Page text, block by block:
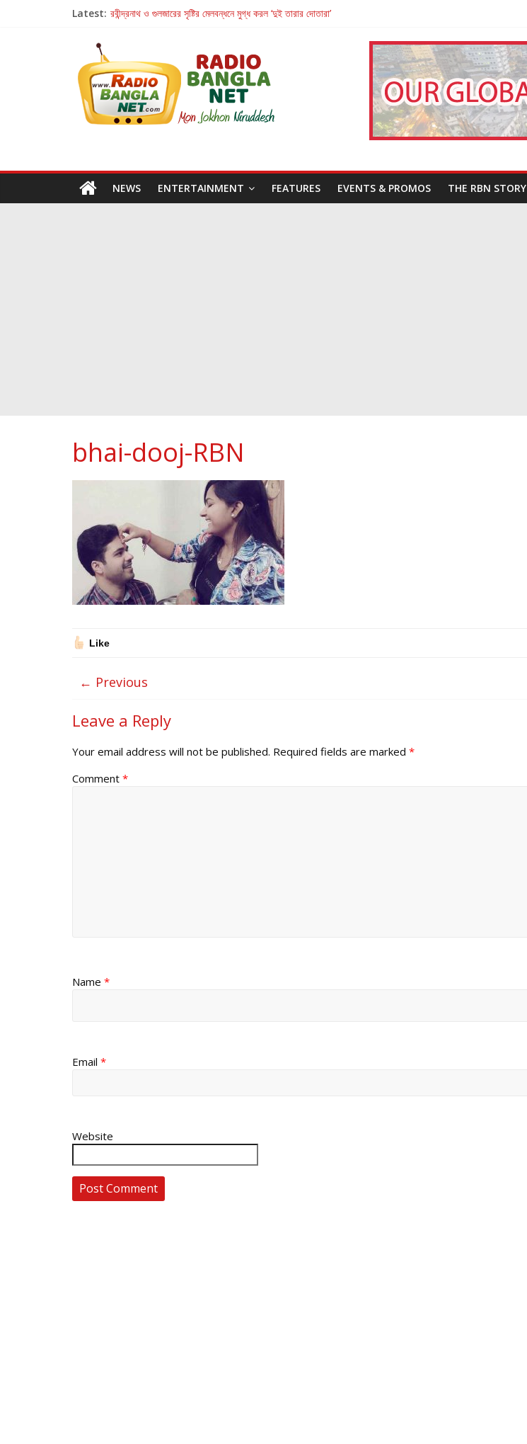
Latest: রবীন্দ্রনাথ ও গুলজারের সৃষ্টির মেলবন্ধনে মুগ্ধ করল ‘দুই তারার দোতারা’
Retribution: A Thought-Provoking Short Film That Challenges Our Understanding of Justice
হাওয়া বদলের টলিউডে ‘তুমি এলে তাই’
NEWS ENTERTAINMENT FEATURES EVENTS & PROMOS THE RBN STORY
bhai-dooj-RBN
Like
← Previous
Leave a Reply
Your email address will not be published. Required fields are marked *
Comment *
Name *
Email *
Website